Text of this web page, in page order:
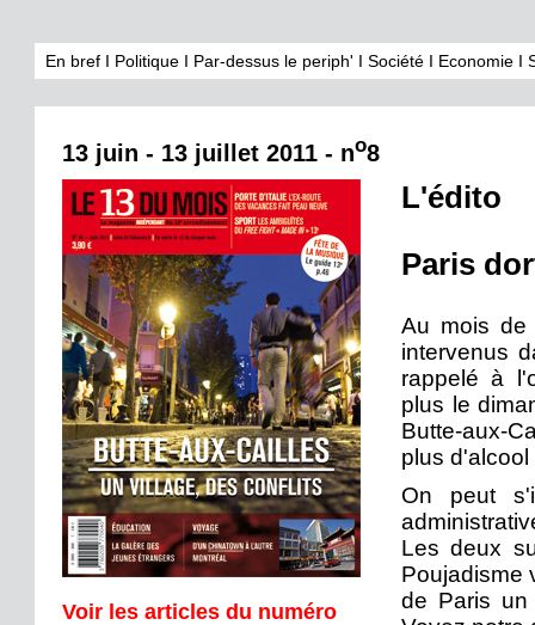
En bref I Politique I Par-dessus le periph' I Société I Economie I
13 juin - 13 juillet 2011 - no8
Voir les articles du numéro
L'édito
Paris
Au mois de
intervenus
rappelé à
plus le
Butte-aux-
plus
On peut
Les deux
Poujadisme
de Paris un